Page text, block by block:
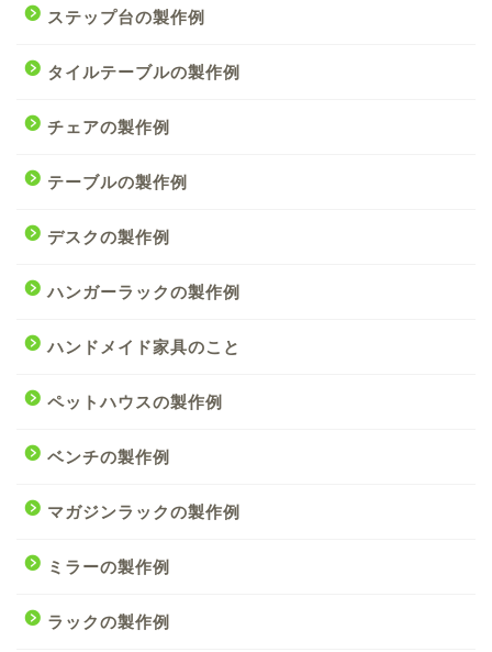
ステップ台の製作例
タイルテーブルの製作例
チェアの製作例
テーブルの製作例
デスクの製作例
ハンガーラックの製作例
ハンドメイド家具のこと
ペットハウスの製作例
ベンチの製作例
マガジンラックの製作例
ミラーの製作例
ラックの製作例